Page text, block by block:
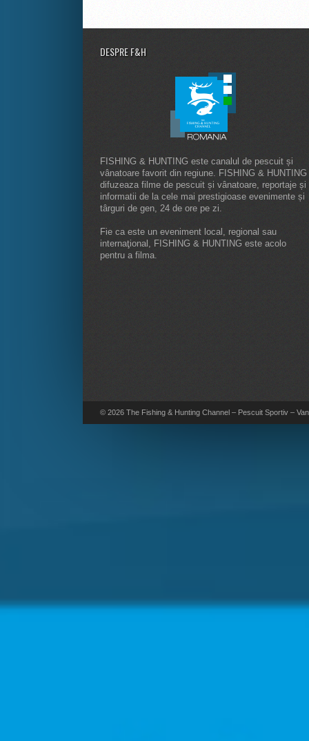
DESPRE F&H
FISHING & HUNTING este canalul de pescuit și
vânatoare favorit din regiune. FISHING & HUNTING
difuzeaza filme de pescuit și vânatoare, reportaje și
informatii de la cele mai prestigioase evenimente și
târguri de gen, 24 de ore pe zi.
Fie ca este un eveniment local, regional sau
internaţional, FISHING & HUNTING este acolo
pentru a filma.
© 2026 The Fishing & Hunting Channel – Pescuit Sportiv –